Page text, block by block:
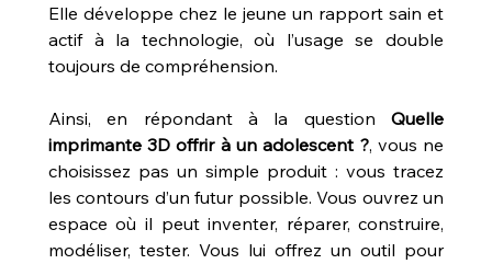
Elle développe chez le jeune un rapport sain et
actif à la technologie, où l’usage se double
toujours de compréhension.
Ainsi, en répondant à la question Quelle
imprimante 3D offrir à un adolescent ?, vous ne
choisissez pas un simple produit : vous tracez
les contours d’un futur possible. Vous ouvrez un
espace où il peut inventer, réparer, construire,
modéliser, tester. Vous lui offrez un outil pour